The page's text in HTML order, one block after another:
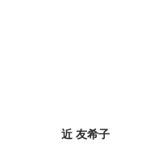
近 友希子